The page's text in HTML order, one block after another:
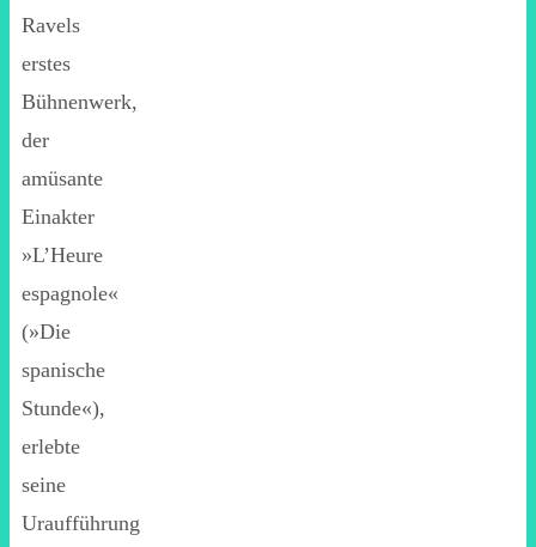
Ravels
erstes
Bühnenwerk,
der
amüsante
Einakter
»L’Heure
espagnole«
(»Die
spanische
Stunde«),
erlebte
seine
Uraufführung